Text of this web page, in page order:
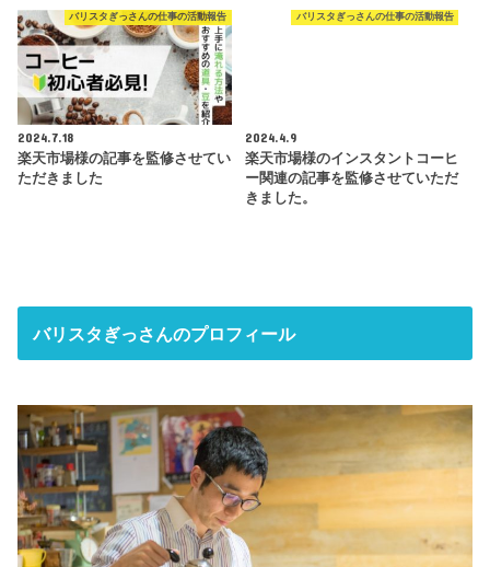
バリスタぎっさんの仕事の活動報告
2024.7.18
楽天市場様の記事を監修させてい
ただきました
バリスタぎっさんの仕事の活動報告
2024.4.9
楽天市場様のインスタントコーヒ
ー関連の記事を監修させていただ
きました。
バリスタぎっさんのプロフィール